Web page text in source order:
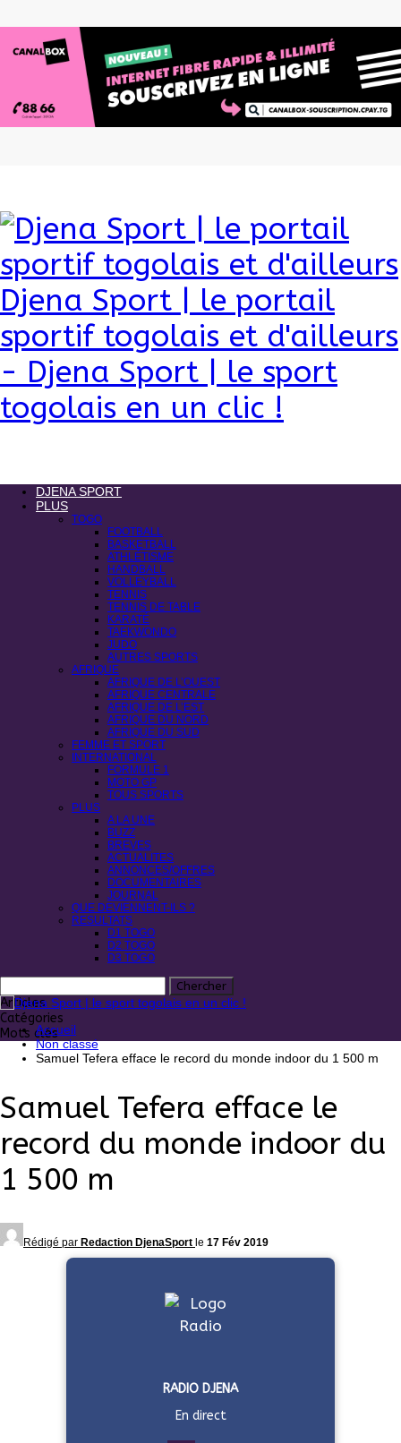
Djena Sport | le portail
sportif togolais et d'ailleurs
- Djena Sport | le sport
togolais en un clic !
DJENA SPORT
PLUS
TOGO
FOOTBALL
BASKETBALL
ATHLÉTISME
HANDBALL
VOLLEYBALL
TENNIS
TENNIS DE TABLE
KARATÉ
TAEKWONDO
JUDO
AUTRES SPORTS
AFRIQUE
AFRIQUE DE L’OUEST
AFRIQUE CENTRALE
AFRIQUE DE L’EST
AFRIQUE DU NORD
AFRIQUE DU SUD
FEMME ET SPORT
INTERNATIONAL
FORMULE 1
MOTO GP
TOUS SPORTS
PLUS
A LA UNE
BUZZ
BREVES
ACTUALITES
ANNONCES/OFFRES
DOCUMENTAIRES
JOURNAL
QUE DEVIENNENT-ILS ?
RESULTATS
D1 TOGO
D2 TOGO
D3 TOGO
Articles
Catégories
Mots clés
Accueil
Non classé
Samuel Tefera efface le record du monde indoor du 1 500 m
Samuel Tefera efface le
record du monde indoor du
1 500 m
Rédigé par Redaction DjenaSport le 17 Fév 2019
RADIO DJENA
En direct